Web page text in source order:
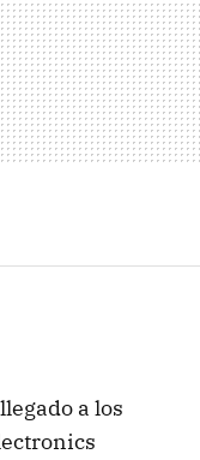
a los